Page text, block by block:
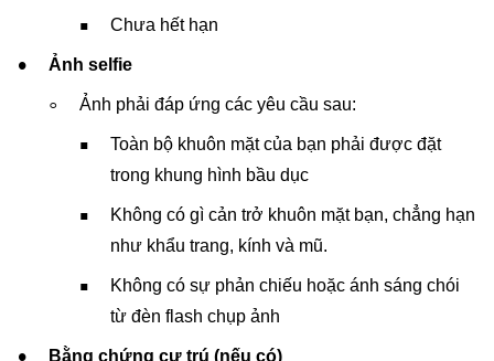
Chưa hết hạn
Ảnh selfie
Ảnh phải đáp ứng các yêu cầu sau:
Toàn bộ khuôn mặt của bạn phải được đặt
trong khung hình bầu dục
Không có gì cản trở khuôn mặt bạn, chẳng hạn
như khẩu trang, kính và mũ.
Không có sự phản chiếu hoặc ánh sáng chói
từ đèn flash chụp ảnh
Bằng chứng cư trú (nếu có)